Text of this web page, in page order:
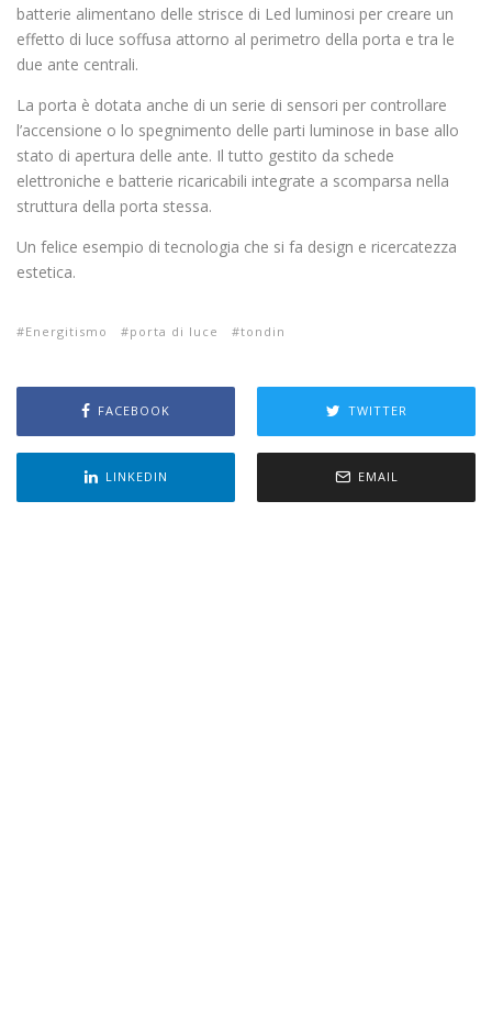
batterie alimentano delle strisce di Led luminosi per creare un
effetto di luce soffusa attorno al perimetro della porta e tra le
due ante centrali.
La porta è dotata anche di un serie di sensori per controllare
l’accensione o lo spegnimento delle parti luminose in base allo
stato di apertura delle ante. Il tutto gestito da schede
elettroniche e batterie ricaricabili integrate a scomparsa nella
struttura della porta stessa.
Un felice esempio di tecnologia che si fa design e ricercatezza
estetica.
Energitismo porta di luce tondin
FACEBOOK TWITTER
LINKEDIN EMAIL